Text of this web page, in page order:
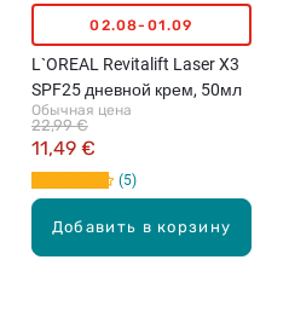
Добавить в корзину
02.08-01.09
L`OREAL Revitalift Laser X3
SPF25 дневной крем, 50мл
Обычная цена
11,49 €
22,99 €
5